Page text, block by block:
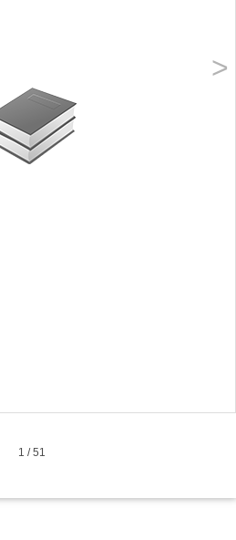
>
1 /51